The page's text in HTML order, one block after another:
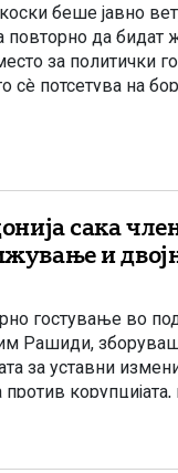
беше јавно
да бидат
за политички
сè потсетува на
Затоа изјавата
сака
и
гостување во
Рашиди,
за уставни
корупцијата,
Централна